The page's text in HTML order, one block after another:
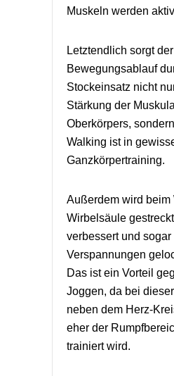
Muskeln werden
Letztendlich sorgt der
Bewegungsablauf
Stockeinsatz nicht
Stärkung der
Oberkörpers,
Walking ist in
Ganzkörpertraining.
Außerdem wird beim
Wirbelsäule
verbessert und sogar
Verspannungen
Das ist ein Vorteil
Joggen, da bei
neben dem Herz-
eher der
trainiert wird.